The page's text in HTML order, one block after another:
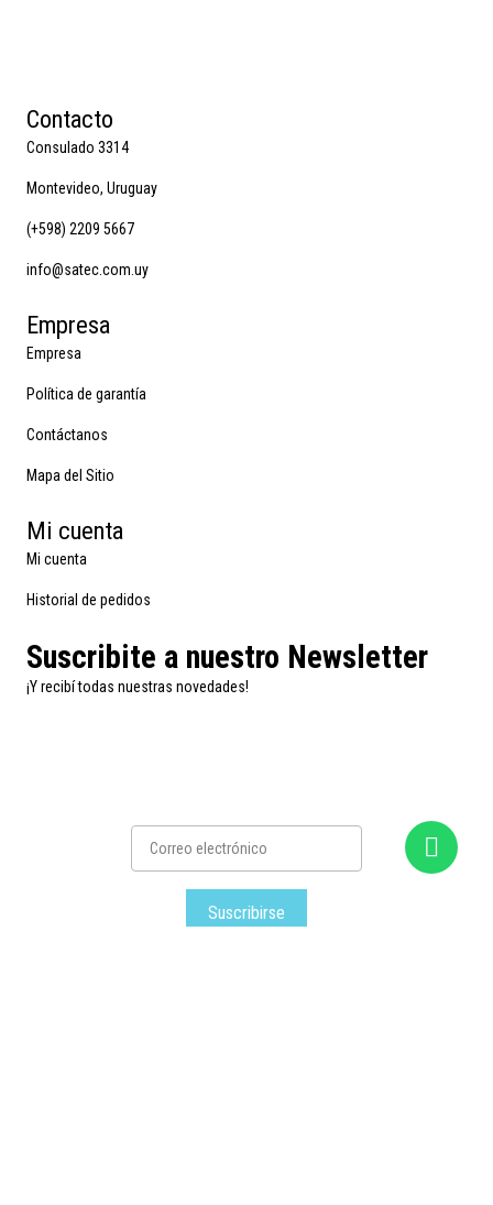
Contacto
Consulado 3314
Montevideo, Uruguay
(+598) 2209 5667
info@satec.com.uy
Empresa
Empresa
Política de garantía
Contáctanos
Mapa del Sitio
Mi cuenta
Mi cuenta
Historial de pedidos
Suscribite a nuestro Newsletter
¡Y recibí todas nuestras novedades!
Suscribirse